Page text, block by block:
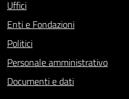
Uffici
Enti e Fondazioni
Politici
Personale amministrativo
Documenti e dati